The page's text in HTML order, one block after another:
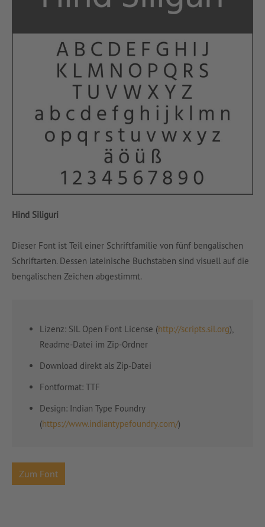
Hind Siliguri
Dieser Font ist Teil einer Schriftfamilie von fünf bengalischen
Schriftarten. Dessen lateinische Buchstaben sind visuell auf die
bengalischen Zeichen abgestimmt.
Lizenz: SIL Open Font License (http://scripts.sil.org),
Readme-Datei im Zip-Ordner
Download direkt als Zip-Datei
Fontformat: TTF
Design: Indian Type Foundry
(https://www.indiantypefoundry.com/)
Zum Font